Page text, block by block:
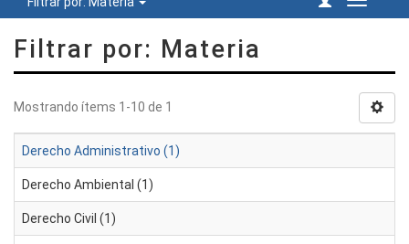
Filtrar por: Materia
Mostrando ítems 1-10 de 1
Derecho Administrativo (1)
Derecho Ambiental (1)
Derecho Civil (1)